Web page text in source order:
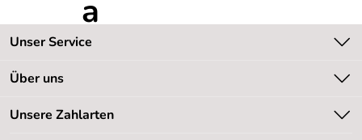
Unser Service
Kontakt
Newsletter
Über uns
Unsere Bestseller
Unsere Zahlarten